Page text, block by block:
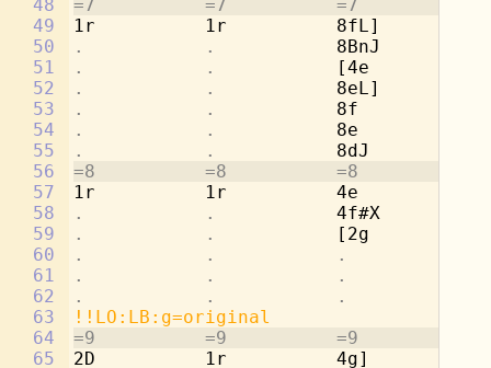
48
49
50
51
52
53
54
55
56
57
58
59
60
61
62
63
64
65
=7          =7          =7          =7
1r          1r          8fL]
.           . 8BnJ
.           .
[4e
.           . 8eL]        4a
.           . 8f
.           . 8e
.           . 8dJ
=8          =8          =8          =8
1r          1r          4e
.           . 4f#X
.           .
[2g
.           .           .
.           .           .
.           .           .
!!LO:LB:g=original
=9          =9          =9          =9
2D          1r          4g]